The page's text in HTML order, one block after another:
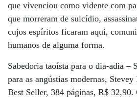
que vivenciou como vidente com
que morreram de suicídio,
cujos espíritos ficaram aqui,
humanos de alguma forma.
Sabedoria taoísta para o dia-adia –
para as angústias modernas,
Best Seller, 384 páginas, R$ 32,90.